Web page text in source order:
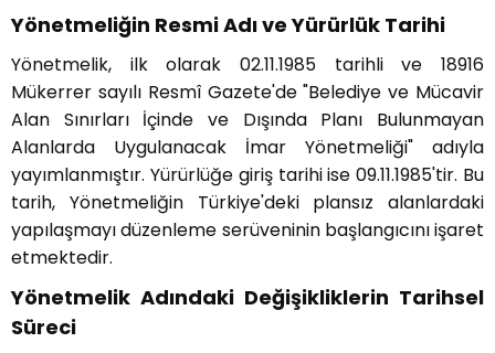
Yönetmeliğin Resmi Adı ve Yürürlük Tarihi
Yönetmelik, ilk olarak 02.11.1985 tarihli ve 18916
Mükerrer sayılı Resmî Gazete'de "Belediye ve Mücavir
Alan Sınırları İçinde ve Dışında Planı Bulunmayan
Alanlarda Uygulanacak İmar Yönetmeliği" adıyla
yayımlanmıştır. Yürürlüğe giriş tarihi ise 09.11.1985'tir. Bu
tarih, Yönetmeliğin Türkiye'deki plansız alanlardaki
yapılaşmayı düzenleme serüveninin başlangıcını işaret
etmektedir.
Yönetmelik Adındaki Değişikliklerin Tarihsel
Süreci